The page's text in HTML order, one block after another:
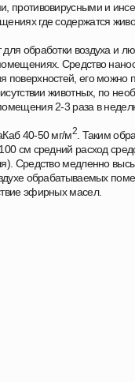
противовирусными и
где содержатся
обработки воздуха и
Средство
поверхностей, его можно
животных, по
2-3 раза в
40-50 мг/м2. Таким
см средний расход
Средство медленно
обрабатываемых
эфирных масел.